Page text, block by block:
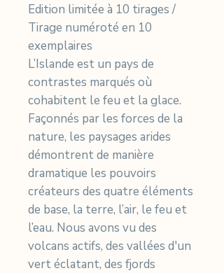
Edition limitée à 10 tirages /
Tirage numéroté en 10
exemplaires
L’Islande est un pays de
contrastes marqués où
cohabitent le feu et la glace.
Façonnés par les forces de la
nature, les paysages arides
démontrent de manière
dramatique les pouvoirs
créateurs des quatre éléments
de base, la terre, l’air, le feu et
l’eau. Nous avons vu des
volcans actifs, des vallées d'un
vert éclatant, des fjords